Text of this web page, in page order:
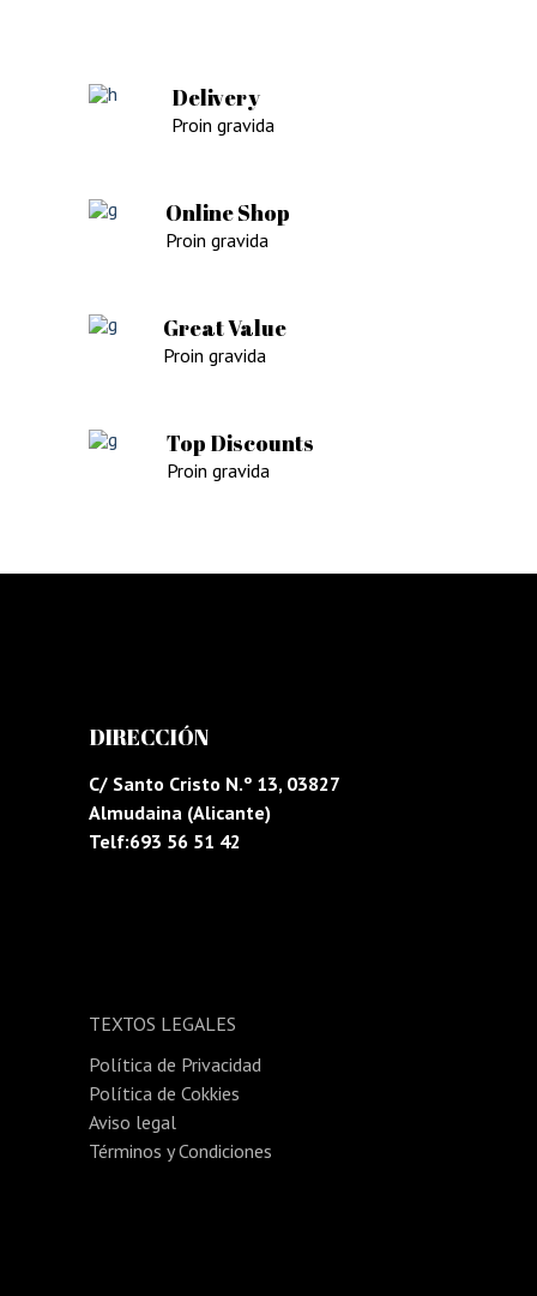
Delivery
Proin gravida
Online Shop
Proin gravida
Great Value
Proin gravida
Top Discounts
Proin gravida
DIRECCIÓN
C/ Santo Cristo N.º 13, 03827
Almudaina (Alicante)
Telf:693 56 51 42
TEXTOS LEGALES
Política de Privacidad
Política de Cokkies
Aviso legal
Términos y Condiciones